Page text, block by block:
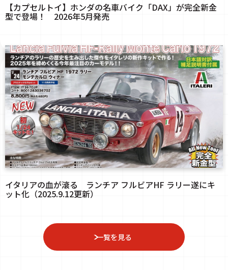
【カプセルトイ】ホンダの名車バイク「DAX」が完全新金
型で登場！ 2026年5月発売
イタリアの血が滾る ランチア フルビアHF ラリー遂にキ
ット化（2025.9.12更新）
一覧を見る